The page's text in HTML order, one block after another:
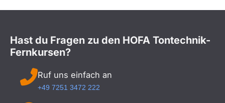
Hast du Fragen zu den HOFA Tontechnik-
Fernkursen?
Ruf uns einfach an
+49 7251 3472 222